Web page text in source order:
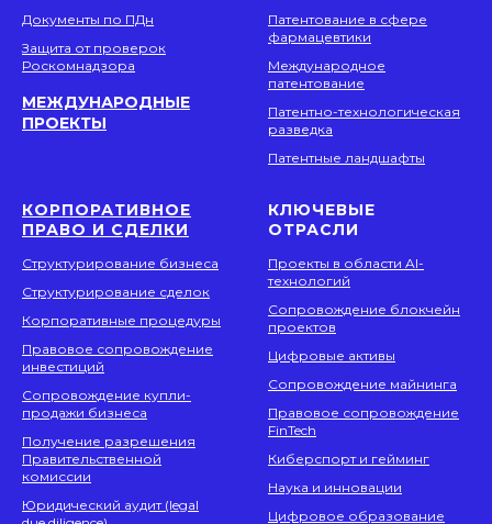
Документы по ПДн
Защита от проверок
Роскомнадзора
МЕЖДУНАРОДНЫЕ
ПРОЕКТЫ
Патентование в сфере
фармацевтики
Международное
патентование
Патентно-технологическая
разведка
Патентные ландшафты
КОРПОРАТИВНОЕ
ПРАВО И СДЕЛКИ
Структурирование бизнеса
Структурирование сделок
Корпоративные процедуры
Правовое сопровождение
инвестиций
Сопровождение купли-
продажи бизнеса
Получение разрешения
Правительственной
комиссии
Юридический аудит (legal
КЛЮЧЕВЫЕ
ОТРАСЛИ
Проекты в области AI-
технологий
Сопровождение блокчейн
проектов
Цифровые активы
Сопровождение майнинга
Правовое сопровождение
FinTech
Киберспорт и гейминг
Наука и инновации
Цифровое образование